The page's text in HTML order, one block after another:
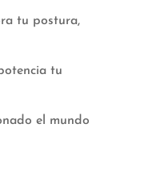
tu postura,
tu
el mundo